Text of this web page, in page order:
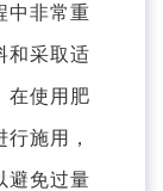
非常重
和采取适
在使用肥
施用，
避免过量